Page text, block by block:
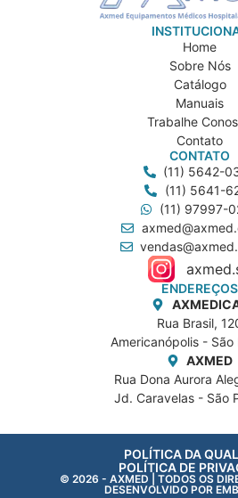
Home
Sobre Nós
Catálogo
Manuais
Trabalhe
Contato
CONTATO
(11) 5642-
(11) 5641-
(11) 97997-
ENDEREÇOS
Rua Brasil,
Americanópolis - São
AXMED
Rua Dona Aurora
Jd. Caravelas - São
POLÍTICA DA
©️ 2026 - AXMED | TODOS OS
DESENVOLVIDO POR
POLÍTICA DE